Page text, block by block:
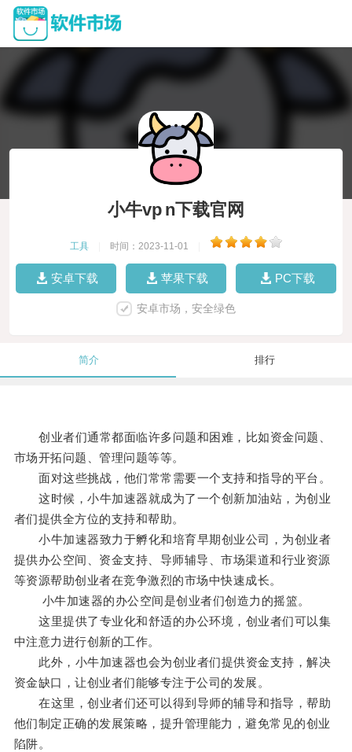
小牛vp n下载官网
工具 时间：2023-11-01
安卓下载 苹果下载 PC下载
安卓市场，安全绿色
简介 排行
创业者们通常都面临许多问题和困难，比如资金问题、
市场开拓问题、管理问题等等。
面对这些挑战，他们常常需要一个支持和指导的平台。
这时候，小牛加速器就成为了一个创新加油站，为创业
者们提供全方位的支持和帮助。
小牛加速器致力于孵化和培育早期创业公司，为创业者
提供办公空间、资金支持、导师辅导、市场渠道和行业资源
等资源帮助创业者在竞争激烈的市场中快速成长。
小牛加速器的办公空间是创业者们创造力的摇篮。
这里提供了专业化和舒适的办公环境，创业者们可以集
中注意力进行创新的工作。
此外，小牛加速器也会为创业者们提供资金支持，解决
资金缺口，让创业者们能够专注于公司的发展。
在这里，创业者们还可以得到导师的辅导和指导，帮助
他们制定正确的发展策略，提升管理能力，避免常见的创业
陷阱。